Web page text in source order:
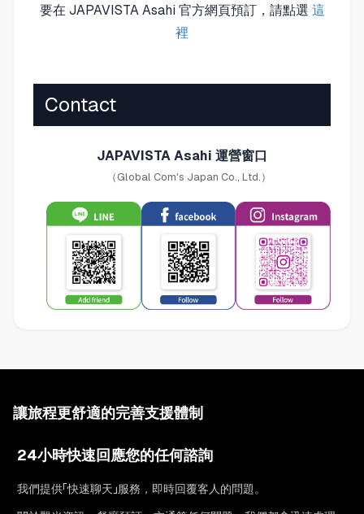
要在 JAPAVISTA Asahi 官方網頁預訂，請點選 這
裡
Contact
JAPAVISTA Asahi 運營窗口
（Global Com's Japan Co., Ltd.）
讓旅程更舒適的完善支援體制
24小時快速回應您的任何諮詢
我們提供「快速聊天」服務，即時回覆客人的問題。